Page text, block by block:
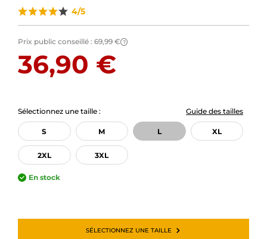
NOUS CONTACTER
4/5
Prix public conseillé : 69,99 € ?
36,90 €
Sélectionnez une taille : Guide des tailles
S M L XL
2XL 3XL
En stock
SÉLECTIONNEZ UNE TAILLE